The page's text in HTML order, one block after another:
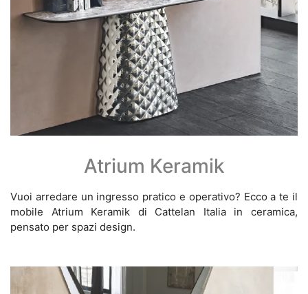
Atrium Keramik
Vuoi arredare un ingresso pratico e operativo? Ecco a te il
mobile Atrium Keramik di Cattelan Italia in ceramica,
pensato per spazi design.